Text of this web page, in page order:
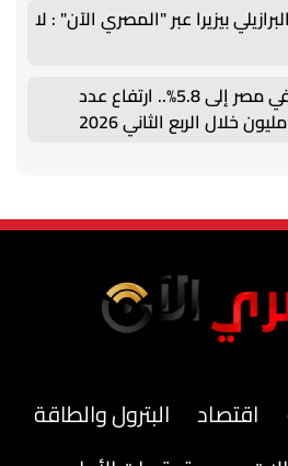
بيزيرا عبر "المصري الآن" : لا
تراجع معدل البطالة في مصر إلى 5.8%.. ارتفاع عدد
اقتصاد
البترول والطاقة